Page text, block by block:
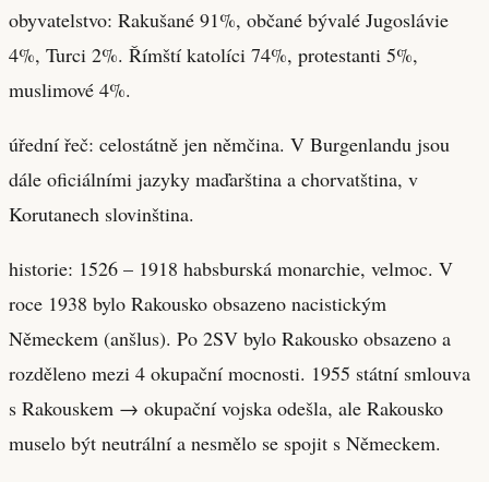
obyvatelstvo: Rakušané 91%, občané bývalé Jugoslávie
4%, Turci 2%. Římští katolíci 74%, protestanti 5%,
muslimové 4%.
úřední řeč: celostátně jen němčina. V Burgenlandu jsou
dále oficiálními jazyky maďarština a chorvatština, v
Korutanech slovinština.
historie: 1526 – 1918 habsburská monarchie, velmoc. V
roce 1938 bylo Rakousko obsazeno nacistickým
Německem (anšlus). Po 2SV bylo Rakousko obsazeno a
rozděleno mezi 4 okupační mocnosti. 1955 státní smlouva
s Rakouskem → okupační vojska odešla, ale Rakousko
muselo být neutrální a nesmělo se spojit s Německem.